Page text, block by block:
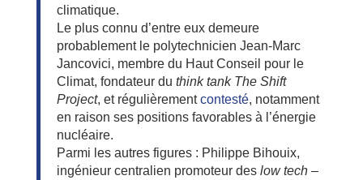
climatique.
Le plus connu d’entre eux demeure
probablement le polytechnicien Jean-Marc
Jancovici, membre du Haut Conseil pour le
Climat, fondateur du think tank The Shift
Project, et régulièrementcontesté, notamment
en raison ses positions favorables à l’énergie
nucléaire.
Parmi les autres figures : Philippe Bihouix,
ingénieur centralien promoteur des low tech–